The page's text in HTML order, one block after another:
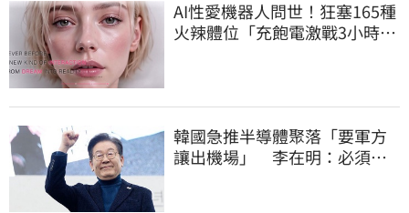
AI性愛機器人問世！狂塞165種
火辣體位「充飽電激戰3小時」
韓國急推半導體聚落「要軍方
讓出機場」 李在明：必須打